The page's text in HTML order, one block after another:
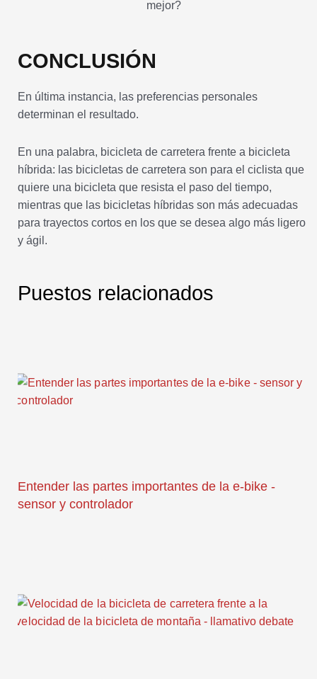
CONCLUSIÓN
En última instancia, las preferencias personales
determinan el resultado.
En una palabra, bicicleta de carretera frente a bicicleta
híbrida: las bicicletas de carretera son para el ciclista que
quiere una bicicleta que resista el paso del tiempo,
mientras que las bicicletas híbridas son más adecuadas
para trayectos cortos en los que se desea algo más ligero
y ágil.
Puestos relacionados
Entender las partes importantes de la e-bike -
sensor y controlador